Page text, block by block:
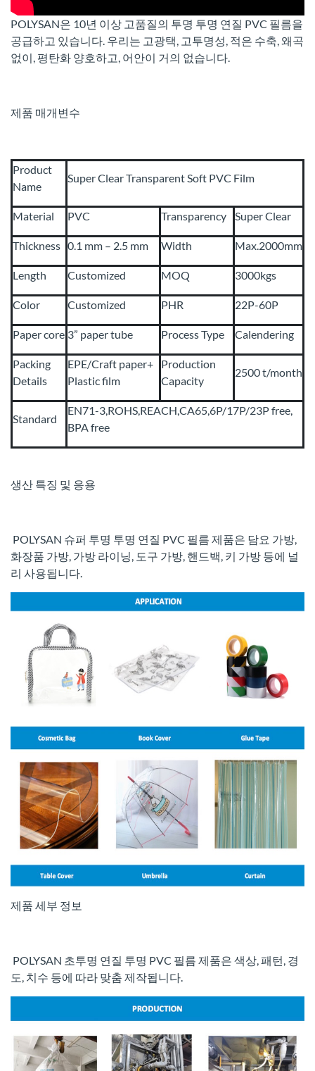
POLYSAN은 10년 이상 고품질의 투명 투명 연질 PVC 필름을
공급하고 있습니다. 우리는 고광택, 고투명성, 적은 수축, 왜곡
없이, 평탄화 양호하고, 어안이 거의 없습니다.
제품 매개변수
Product
Name
Super Clear Transparent Soft PVC Film
Material PVC Transparency Super Clear
Thickness 0.1 mm – 2.5 mm Width Max.2000mm
Length Customized MOQ 3000kgs
Color Customized PHR 22P-60P
Paper core 3” paper tube Process Type Calendering
Packing
Details
EPE/Craft paper+
Plastic film
Production
Capacity
2500 t/month
Standard
EN71-3,ROHS,REACH,CA65,6P/17P/23P free,
BPA free
생산 특징 및 응용
POLYSAN 슈퍼 투명 투명 연질 PVC 필름 제품은 담요 가방,
화장품 가방, 가방 라이닝, 도구 가방, 핸드백, 키 가방 등에 널
리 사용됩니다.
제품 세부 정보
POLYSAN 초투명 연질 투명 PVC 필름 제품은 색상, 패턴, 경
도, 치수 등에 따라 맞춤 제작됩니다.